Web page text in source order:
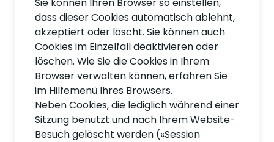
dass dieser Cookies automatisch ablehnt,
akzeptiert oder löscht. Sie können auch
Cookies im Einzelfall deaktivieren oder
löschen. Wie Sie die Cookies in Ihrem
Browser verwalten können, erfahren Sie
im Hilfemenü Ihres Browsers.
Neben Cookies, die lediglich während einer
Sitzung benutzt und nach Ihrem Website-
Besuch gelöscht werden («Session